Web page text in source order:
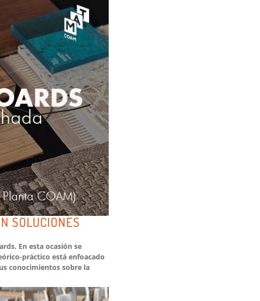
SOLUCIONES
En esta ocasión se
práctico está enfoacado
conocimientos sobre la